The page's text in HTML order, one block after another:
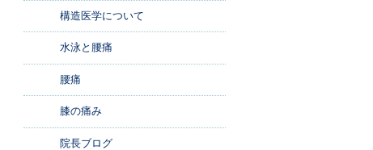
構造医学について
水泳と腰痛
腰痛
膝の痛み
院長ブログ